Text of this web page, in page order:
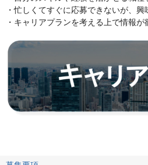
・忙しくてすぐに応募できないが、興
・キャリアプランを考える上で情報が